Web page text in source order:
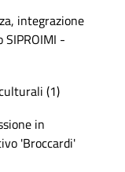
integrazione
-
(1)
in
'Broccardi'